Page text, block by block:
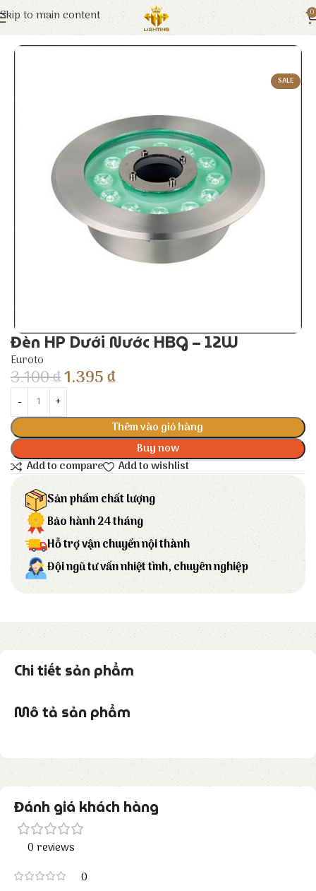
Skip to main content 0
Trang chủ Euroto Đèn LED
SALE
Đèn HP Dưới Nước HBG – 12W
Euroto
3.100₫1.395₫
Thêm vào giỏ hàng
Buy now
Add to compare
Add to wishlist
Sản phẩm chất lượng
Bảo hành 24 tháng
Hỗ trợ vận chuyển nội thành
Đội ngũ tư vấn nhiệt tình, chuyên nghiệp
Chi tiết sản phẩm
Mô tả sản phẩm
Đánh giá khách hàng
0 reviews
0